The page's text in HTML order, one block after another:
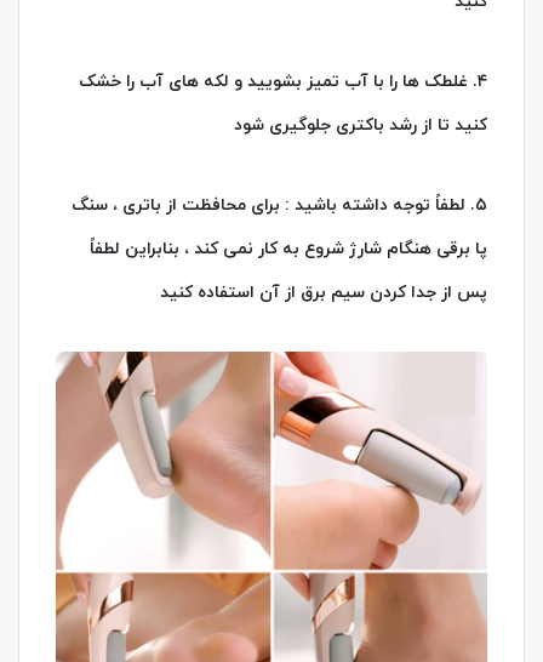
۴. غلطک ها را با آب تمیز بشویید و لکه های آب را خشک
کنید تا از رشد باکتری جلوگیری شود
۵. لطفاً توجه داشته باشید : برای محافظت از باتری ، سنگ
پا برقی هنگام شارژ شروع به کار نمی کند ، بنابراین لطفاً
پس از جدا کردن سیم برق از آن استفاده کنید